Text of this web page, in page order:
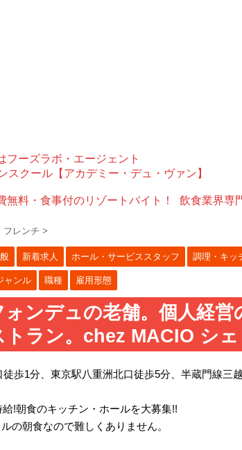
フーズラボ・エージェント
スクール【アカデミー・デュ・ヴァン】
無料・食事付のリゾートバイト！ 飲食業界専
フレンチ >
新着求人 ホール・サービススタッフ 調理・キッ
ャンル 職種 雇用形態
ォンデュの老舗。個人経営
トラン。chez MACIO シ
徒歩1分、東京駅八重洲北口徒歩5分、半蔵門線三
!朝食のキッチン・ホールを大募集!!
の朝食なので難しくありません。